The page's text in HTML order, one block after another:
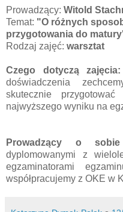
Prowadzący: Witold
Temat: "O różnych
przygotowania do
Rodzaj zajęć: warsztat
Czego dotyczą zajęcia:
doświadczenia
skutecznie
najwyższego wyniku na
Prowadzący o sobie
dyplomowanymi z
egzaminatorami
współpracujemy z OKE w